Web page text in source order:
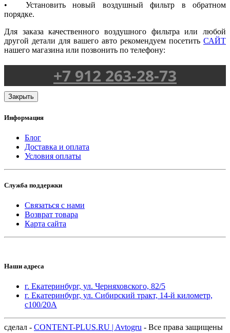
•
Установить новый воздушный фильтр в обратном
порядке.
Для заказа качественного воздушного фильтра или любой
другой детали для вашего авто рекомендуем посетить САЙТ
нашего магазина или позвонить по телефону:
+7 912 263-28-73
Закрыть
Информация
Блог
Доставка и оплата
Условия оплаты
Служба поддержки
Связаться с нами
Возврат товара
Карта сайта
Наши адреса
г. Екатеринбург, ул. Черняховского, 82/5
г. Екатеринбург, ул. Сибирский тракт, 14-й километр,
с100/20А
сделал - CONTENT-PLUS.RU | Avtogru - Все права защищены